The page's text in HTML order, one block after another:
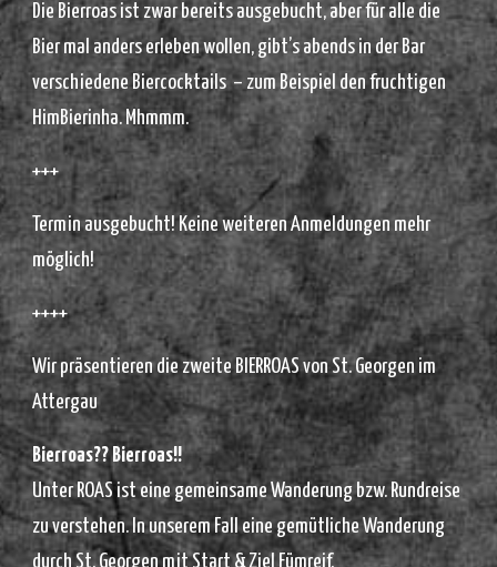
Die Bierroas ist zwar bereits ausgebucht, aber für alle die
Bier mal anders erleben wollen, gibt’s abends in der Bar
verschiedene Biercocktails – zum Beispiel den fruchtigen
HimBierinha. Mhmmm.
+++
Termin ausgebucht! Keine weiteren Anmeldungen mehr
möglich!
++++
Wir präsentieren die zweite BIERROAS von St. Georgen im
Attergau
Bierroas?? Bierroas!!
Unter ROAS ist eine gemeinsame Wanderung bzw. Rundreise
zu verstehen. In unserem Fall eine gemütliche Wanderung
durch St. Georgen mit Start & Ziel Fümreif.